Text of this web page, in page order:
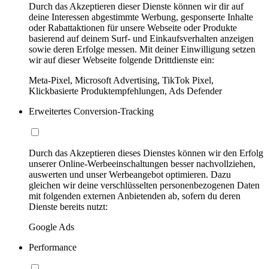
Durch das Akzeptieren dieser Dienste können wir dir auf
deine Interessen abgestimmte Werbung, gesponserte Inhalte
oder Rabattaktionen für unsere Webseite oder Produkte
basierend auf deinem Surf- und Einkaufsverhalten anzeigen
sowie deren Erfolge messen. Mit deiner Einwilligung setzen
wir auf dieser Webseite folgende Drittdienste ein:
Meta-Pixel, Microsoft Advertising, TikTok Pixel,
Klickbasierte Produktempfehlungen, Ads Defender
Erweitertes Conversion-Tracking
Durch das Akzeptieren dieses Dienstes können wir den Erfolg
unserer Online-Werbeeinschaltungen besser nachvollziehen,
auswerten und unser Werbeangebot optimieren. Dazu
gleichen wir deine verschlüsselten personenbezogenen Daten
mit folgenden externen Anbietenden ab, sofern du deren
Dienste bereits nutzt:
Google Ads
Performance